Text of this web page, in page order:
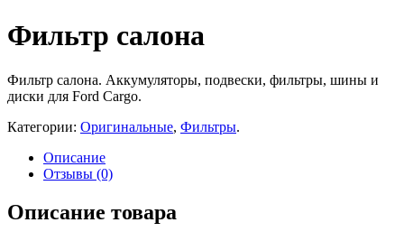
Фильтр салона
Фильтр салона. Аккумуляторы, подвески, фильтры, шины и
диски для Ford Cargo.
Категории: Оригинальные, Фильтры.
Описание
Отзывы (0)
Описание товара